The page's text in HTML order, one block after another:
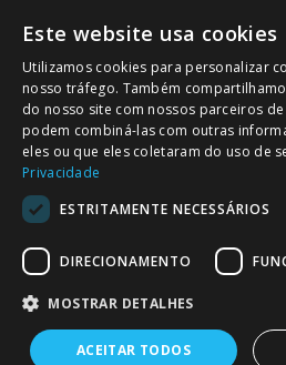
Calendário da 2ª Divisão - Série B - 2025-
Calendário da Época
NOTÍCIAS/COMUNICADOS
Notícias
Comunicados
© 2026 Associação Futebol
Este website usa cookies
Utilizamos cookies para personalizar
nosso tráfego. Também
do nosso site com nossos parceiros
podem combiná-las com outras
eles ou que eles coletaram do uso de
Privacidade
ESTRITAMENTE NECESSÁRIOS
DIRECIONAMENTO
MOSTRAR DETALHES
ACEITAR TODOS